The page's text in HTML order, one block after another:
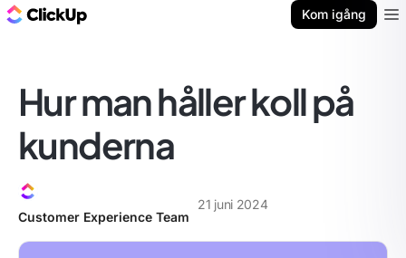
Kom igång
Hur man håller koll på
kunderna
Customer Experience Team
21 juni 2024